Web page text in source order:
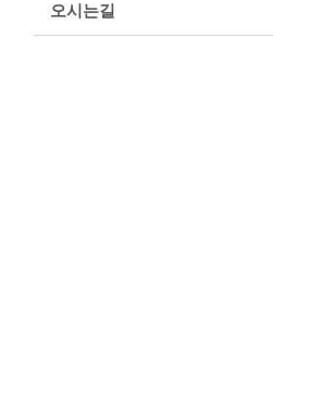
오시는길